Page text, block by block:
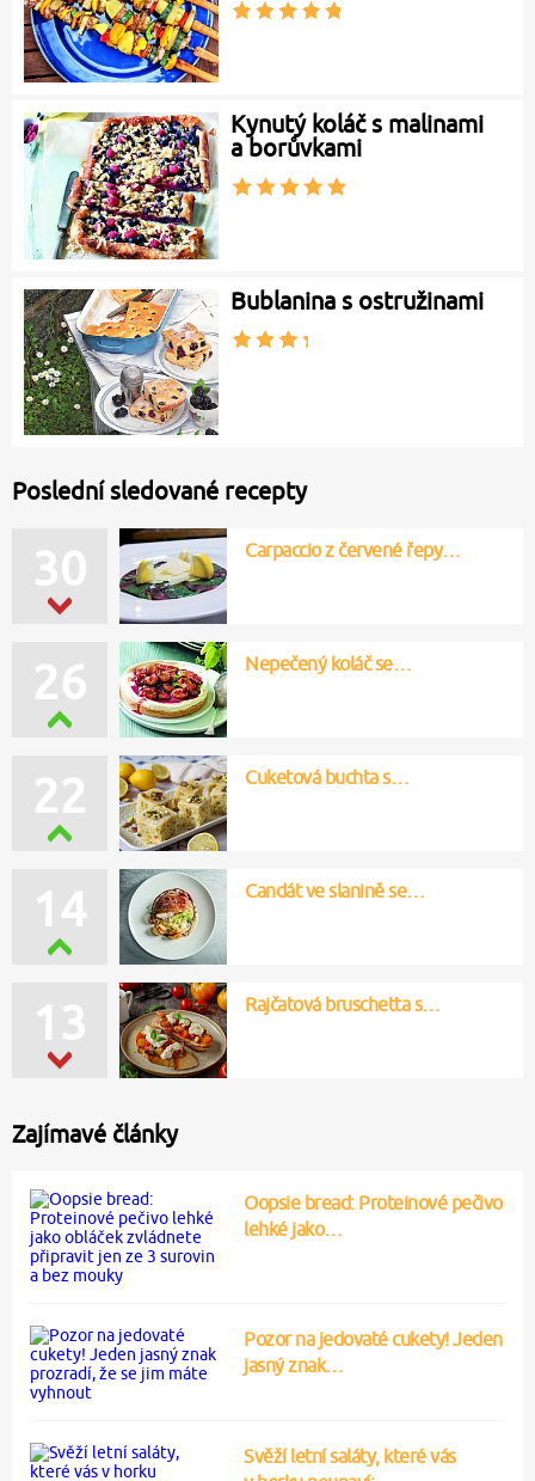
Kynutý koláč s malinami
a borůvkami
Bublanina s ostružinami
Poslední sledované recepty
30 Carpaccio z červené řepy…
26 Nepečený koláč se…
22 Cuketová buchta s…
13 Rajčatová bruschetta s…
14 Candát ve slanině se…
Zajímavé články
Oopsie bread: Proteinové pečivo
lehké jako…
Pozor na jedovaté cukety! Jeden
jasný znak…
Svěží letní saláty, které vás